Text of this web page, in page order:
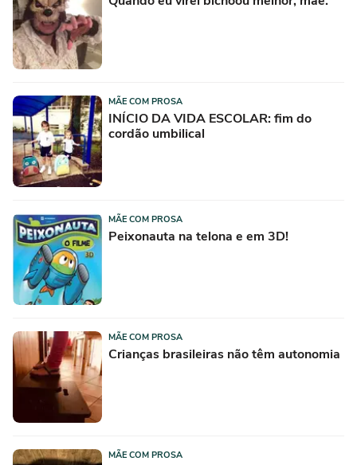
MÃE COM PROSA
INÍCIO DA VIDA ESCOLAR: fim do
cordão umbilical
MÃE COM PROSA
Peixonauta na telona e em 3D!
MÃE COM PROSA
Crianças brasileiras não têm autonomia
MÃE COM PROSA